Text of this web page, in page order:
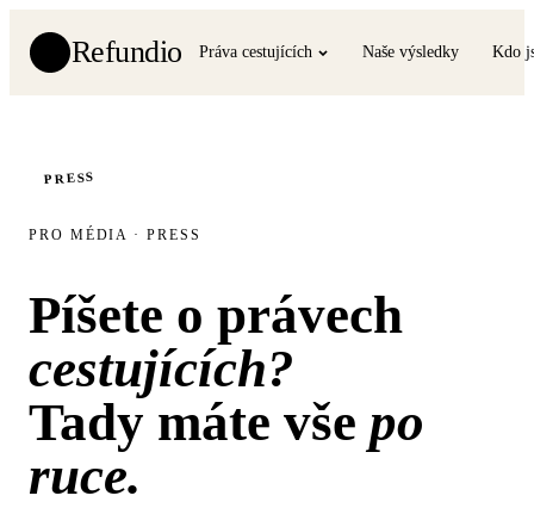
Refundio Práva cestujících Naše výsledky Kdo
PRESS
PRO MÉDIA · PRESS
Píšete o právech
cestujících?
Tady máte vše po
ruce.